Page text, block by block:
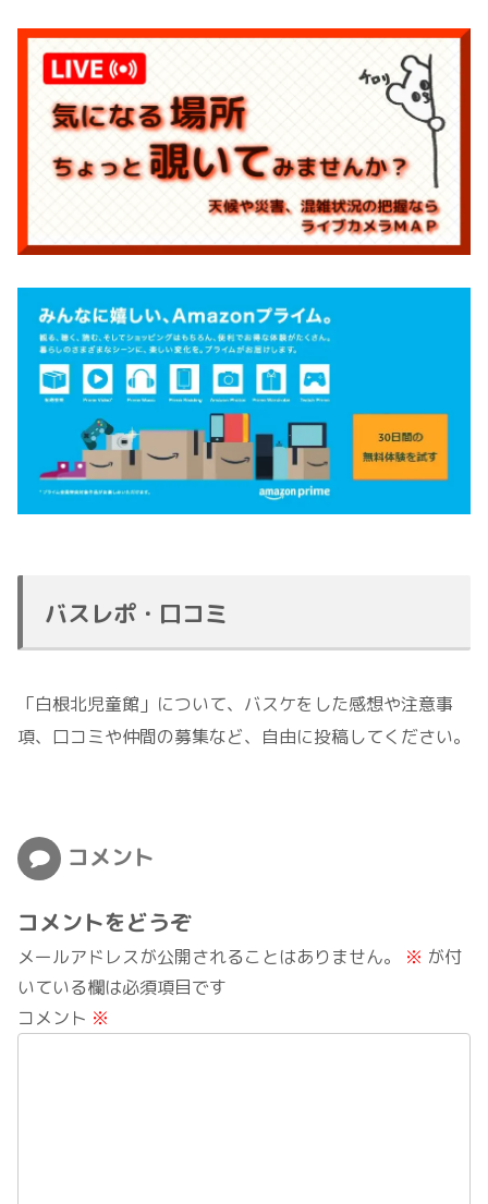
バスレポ・口コミ
「白根北児童館」について、バスケをした感想や注意事
項、口コミや仲間の募集など、自由に投稿してください。
コメント
コメントをどうぞ
メールアドレスが公開されることはありません。 ※ が付
いている欄は必須項目です
コメント ※